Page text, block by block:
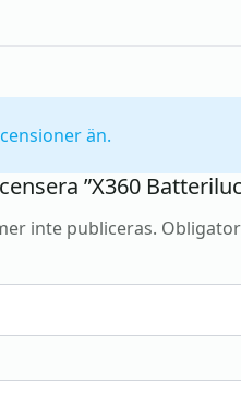
än.
”X360
inte publiceras.